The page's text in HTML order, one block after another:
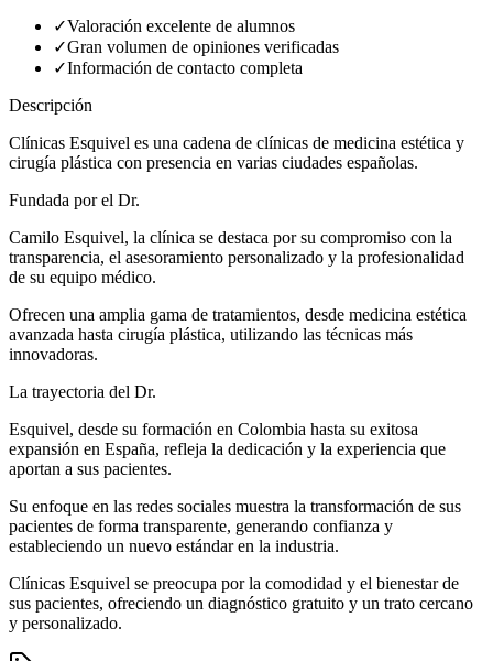
✓Valoración excelente de alumnos
✓Gran volumen de opiniones verificadas
✓Información de contacto completa
Descripción
Clínicas Esquivel es una cadena de clínicas de medicina estética y
cirugía plástica con presencia en varias ciudades españolas.
Fundada por el Dr.
Camilo Esquivel, la clínica se destaca por su compromiso con la
transparencia, el asesoramiento personalizado y la profesionalidad
de su equipo médico.
Ofrecen una amplia gama de tratamientos, desde medicina estética
avanzada hasta cirugía plástica, utilizando las técnicas más
innovadoras.
La trayectoria del Dr.
Esquivel, desde su formación en Colombia hasta su exitosa
expansión en España, refleja la dedicación y la experiencia que
aportan a sus pacientes.
Su enfoque en las redes sociales muestra la transformación de sus
pacientes de forma transparente, generando confianza y
estableciendo un nuevo estándar en la industria.
Clínicas Esquivel se preocupa por la comodidad y el bienestar de
sus pacientes, ofreciendo un diagnóstico gratuito y un trato cercano
y personalizado.